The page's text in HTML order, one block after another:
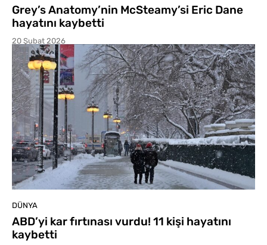
Grey’s Anatomy’nin McSteamy’si Eric Dane
hayatını kaybetti
20 Şubat 2026
DÜNYA
ABD’yi kar fırtınası vurdu! 11 kişi hayatını
kaybetti